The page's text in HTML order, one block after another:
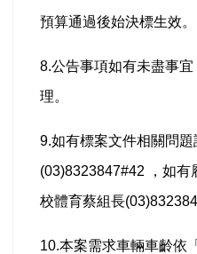
預算通過後始決標生效。
8.公告事項如有未盡事
理。
9.如有標案文件相關問
(03)8323847#42 ，如
校體育蔡組長
10.本案需求車輛車齡依